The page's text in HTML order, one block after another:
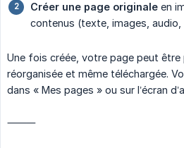
Créer une page originale en
contenus (texte, images,
Une fois créée, votre page peut être
réorganisée et même téléchargée.
dans « Mes pages » ou sur l’écran
⸻